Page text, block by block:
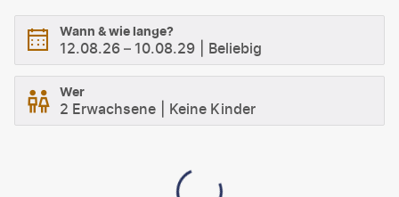
Wann & wie lange?
12.08.26 – 10.08.29 Beliebig
Wer
2 Erwachsene Keine Kinder